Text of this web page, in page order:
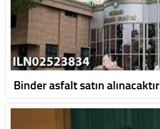
Binder asfalt satın alınacaktır